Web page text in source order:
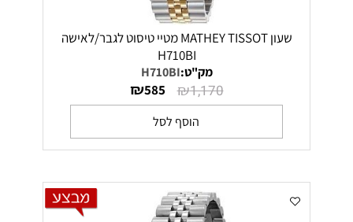
שעון MATHEY TISSOT מטיי טיסוט לגבר/לאישה
H710BI
מק"ט:H710BI
₪1,170
₪585
הוסף לסל